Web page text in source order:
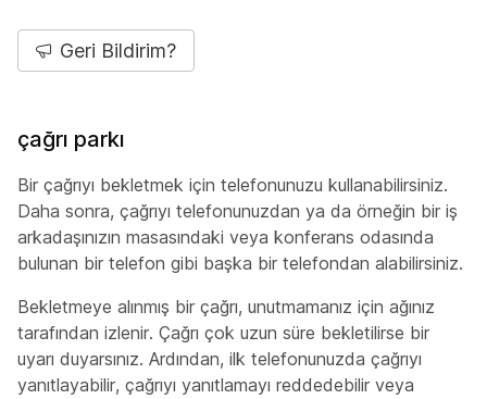
Geri Bildirim?
çağrı parkı
Bir çağrıyı bekletmek için telefonunuzu kullanabilirsiniz.
Daha sonra, çağrıyı telefonunuzdan ya da örneğin bir iş
arkadaşınızın masasındaki veya konferans odasında
bulunan bir telefon gibi başka bir telefondan alabilirsiniz.
Bekletmeye alınmış bir çağrı, unutmamanız için ağınız
tarafından izlenir. Çağrı çok uzun süre bekletilirse bir
uyarı duyarsınız. Ardından, ilk telefonunuzda çağrıyı
yanıtlayabilir, çağrıyı yanıtlamayı reddedebilir veya